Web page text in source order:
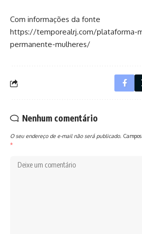
Com informações da fonte
https://temporealrj.com/plataforma-
permanente-mulheres/
Nenhum comentário
O seu endereço de e-mail não será publicado.
*